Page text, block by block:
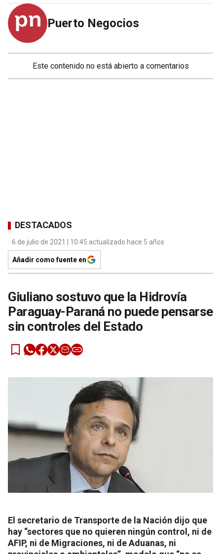
Puerto Negocios
Este contenido no está abierto a comentarios
DESTACADOS
6 de julio de 2021 | 10:45 actualizado hace 5 años
Añadir como fuente en
Giuliano sostuvo que la Hidrovía
Paraguay-Paraná no puede pensarse
sin controles del Estado
El secretario de Transporte de la Nación dijo que
hay “sectores que no quieren ningún control, ni de
AFIP, ni de Migraciones, ni de Aduanas, ni